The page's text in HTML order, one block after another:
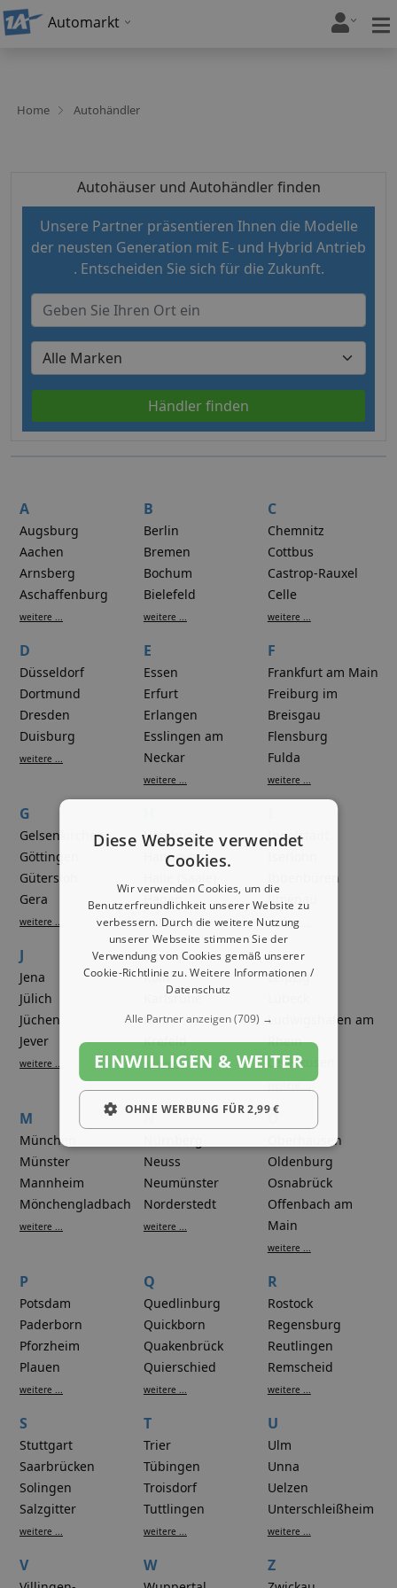
Automarkt
Home Autohändler
Autohäuser und Autohändler finden
Unsere Partner präsentieren Ihnen die Modelle
der neusten Generation mit E- und Hybrid Antrieb
. Entscheiden Sie sich für die Zukunft.
Händler finden
A
Augsburg
Aachen
Arnsberg
Aschaffenburg
weitere ...
B
Berlin
Bremen
Bochum
Bielefeld
weitere ...
C
Chemnitz
Cottbus
Castrop-Rauxel
Celle
weitere ...
D
Düsseldorf
Dortmund
Dresden
Duisburg
weitere ...
E
Essen
Erfurt
Erlangen
Esslingen am
Neckar
weitere ...
F
Frankfurt am Main
Freiburg im
Breisgau
Flensburg
Fulda
weitere ...
G
Gelsenkirchen
Göttingen
Gütersloh
Gera
weitere ...
Hamburg
Hannover
Hagen
weitere ...
Ingolstadt
Ibbenbüren
Ilmenau
weitere ...
J
Jena
Jülich
Jüchen
Jever
weitere ...
K
Köln
Karlsruhe
Kiel
Krefeld
weitere ...
L
Leipzig
Ludwigshafen am
Rhein
Leverkusen
weitere ...
M
München
Münster
Mannheim
Mönchengladbach
weitere ...
N
Neuss
Neumünster
Norderstedt
weitere ...
O
Oberhausen
Oldenburg
Osnabrück
Offenbach am
Main
weitere ...
P
Potsdam
Paderborn
Pforzheim
Plauen
weitere ...
Q
Quedlinburg
Quickborn
Quakenbrück
Quierschied
weitere ...
R
Rostock
Regensburg
Reutlingen
Remscheid
weitere ...
S
Stuttgart
Saarbrücken
Solingen
Salzgitter
weitere ...
T
Trier
Tübingen
Troisdorf
Tuttlingen
weitere ...
U
Ulm
Unna
Uelzen
Unterschleißheim
weitere ...
V W Z
Diese Webseite verwendet
Cookies.
Wir verwenden Cookies, um die
Benutzerfreundlichkeit unserer Website zu
verbessern. Durch die weitere Nutzung
unserer Webseite stimmen Sie der
Verwendung von Cookies gemäß unserer
Cookie-Richtlinie zu.Weitere Informationen /
Datenschutz
Alle Partner anzeigen(709) →
EINWILLIGEN & WEITER
OHNE WERBUNG FÜR 2,99 €